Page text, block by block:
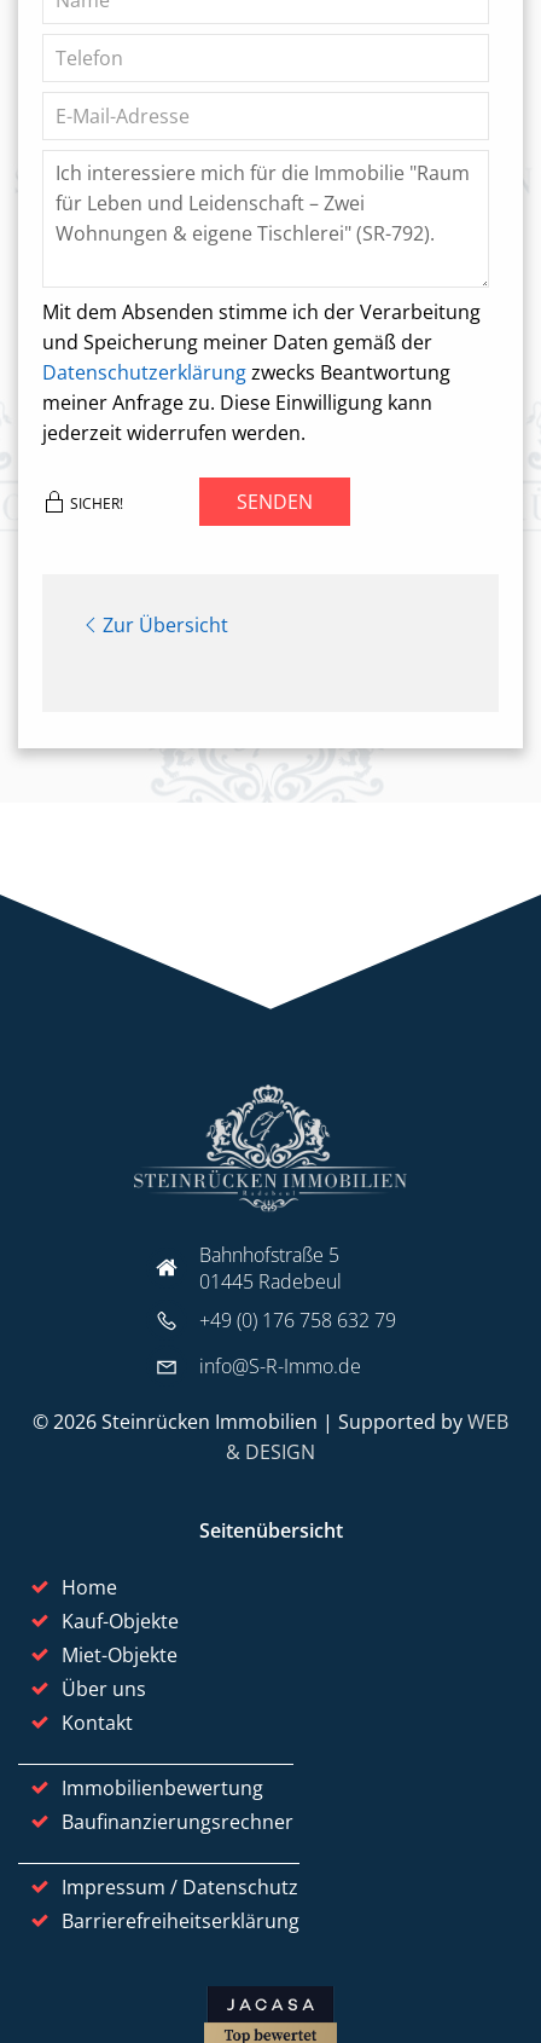
Mit dem Absenden stimme ich der Verarbeitung
und Speicherung meiner Daten gemäß der
Datenschutzerklärungzwecks Beantwortung
meiner Anfrage zu. Diese Einwilligung kann
jederzeit widerrufen werden.
SICHER! SENDEN
Zur Übersicht
Bahnhofstraße 5
01445 Radebeul
+49 (0) 176 758 632 79
info@S-R-Immo.de
© 2026 Steinrücken Immobilien | Supported byWEB
& DESIGN
Seitenübersicht
Home
Kauf-Objekte
Miet-Objekte
Über uns
Kontakt
Immobilienbewertung
Baufinanzierungsrechner
Impressum / Datenschutz
Barrierefreiheitserklärung